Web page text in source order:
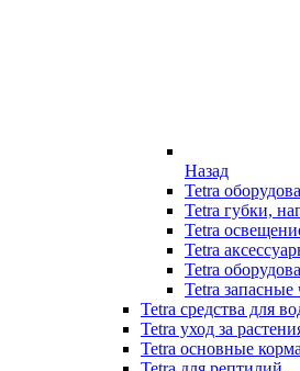
Назад
Tetra
Tetra губки,
Tetra
Tetra
Tetra
Tetra запасные
Tetra средства для
Tetra уход за
Tetra основные корма